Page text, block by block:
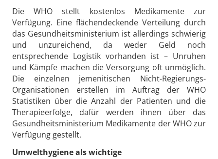
Die WHO stellt kostenlos Medikamente zur
Verfügung. Eine flächendeckende Verteilung durch
das Gesundheitsministerium ist allerdings schwierig
und unzureichend, da weder Geld noch
entsprechende Logistik vorhanden ist – Unruhen
und Kämpfe machen die Versorgung oft unmöglich.
Die einzelnen jemenitischen Nicht-Regierungs-
Organisationen erstellen im Auftrag der WHO
Statistiken über die Anzahl der Patienten und die
Therapieerfolge, dafür werden ihnen über das
Gesundheitsministerium Medikamente der WHO zur
Verfügung gestellt.
Umwelthygiene als wichtige